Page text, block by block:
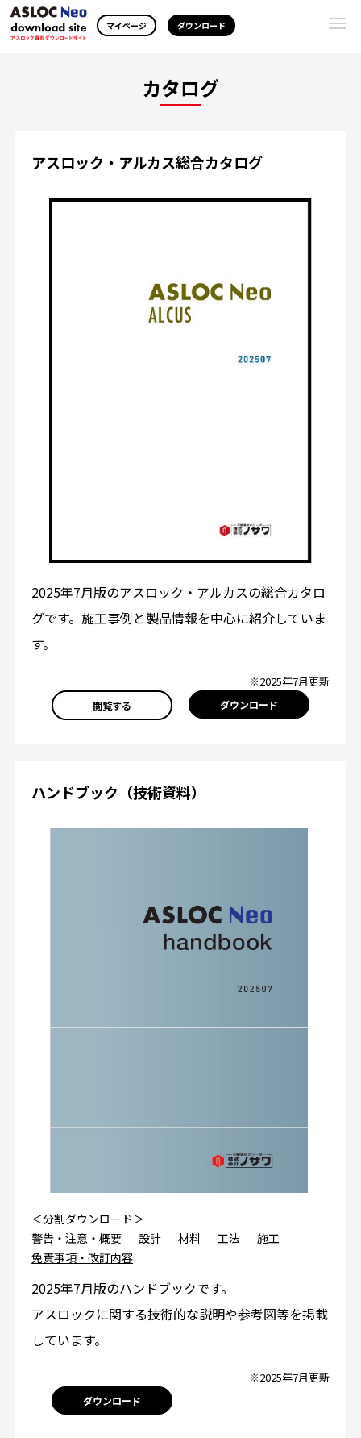
マイページ ダウンロード
カタログ
アスロック・アルカス総合カタログ
2025年7月版のアスロック・アルカスの総合カタロ
グです。施工事例と製品情報を中心に紹介していま
す。
※2025年7月更新
閲覧する ダウンロード
ハンドブック（技術資料）
＜分割ダウンロード＞
警告・注意・概要
設計 材料 工法
施工
免責事項・改訂内容
2025年7月版のハンドブックです。
アスロックに関する技術的な説明や参考図等を掲載
しています。
※2025年7月更新
ダウンロード